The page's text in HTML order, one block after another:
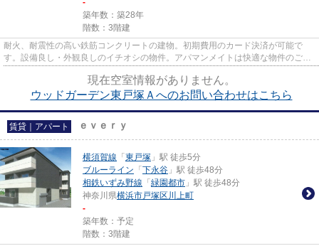
-
築年数：築28年
階数：3階建
耐火、耐震性の高い鉄筋コンクリートの建物。初期費用のカード決済が可能で
す。設備良し・外観良しのイチオシの物件。アパマンメイトは快適な物件のご紹
現在空室情報がありません。
ウッドガーデン東戸塚Ａへのお問い合わせはこちら
賃貸｜アパート ｅｖｅｒｙ
横須賀線 「 東戸塚 」駅 徒歩5分
ブルーライン 「 下永谷 」駅 徒歩48分
相鉄いずみ野線 「 緑園都市 」駅 徒歩48分
神奈川県横浜市戸塚区 川上町
-
築年数：予定
階数：3階建